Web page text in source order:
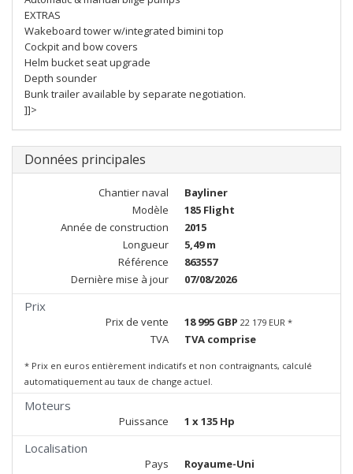
EXTRAS
Wakeboard tower w/integrated bimini top
Cockpit and bow covers
Helm bucket seat upgrade
Depth sounder
Bunk trailer available by separate negotiation.
]]>
Données principales
Chantier naval
Bayliner
Modèle
185 Flight
Année de construction
2015
Longueur
5,49 m
Référence
863557
Dernière mise à jour
07/08/2026
Prix
Prix de vente 18 995 GBP 22 179 EUR *
TVA TVA comprise
* Prix en euros entièrement indicatifs et non contraignants, calculé
automatiquement au taux de change actuel.
Moteurs
Puissance 1 x 135 Hp
Localisation
Pays Royaume-Uni